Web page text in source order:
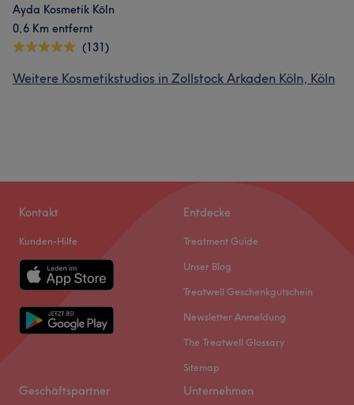
Ayda Kosmetik Köln
0,6 Km entfernt
(131)
Weitere Kosmetikstudios in Zollstock Arkaden Köln, Köln
Kontakt
Kunden-Hilfe
Entdecke
Treatment Guide
Unser Blog
Treatwell Geschenkgutschein
Newsletter Anmeldung
The Treatwell Glossary
Sitemap
Geschäftspartner Unternehmen